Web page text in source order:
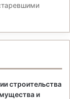
строительства
и